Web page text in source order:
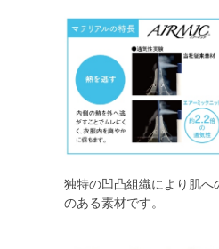
独特の凹凸組織により肌
のある素材です。